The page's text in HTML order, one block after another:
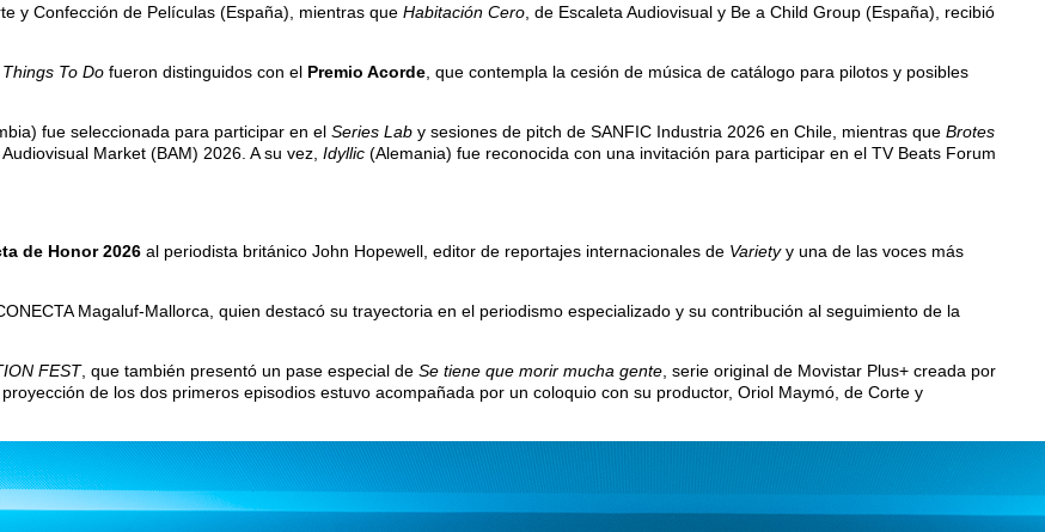
y Confección de Películas (España), mientras que Habitación Cero , de Escaleta Audiovisual y Be a Child Group (España), recibió
To Do fueron distinguidos con el Premio Acorde , que contempla la cesión de música de catálogo para pilotos y posibles
fue seleccionada para participar en el Series Lab y sesiones de pitch de SANFIC Industria 2026 en Chile, mientras que Brotes
Market (BAM) 2026. A su vez, Idyllic (Alemania) fue reconocida con una invitación para participar en el TV Beats Forum
de Honor 2026 al periodista británico John Hopewell, editor de reportajes internacionales de Varietyy una de las voces más
Magaluf-Mallorca, quien destacó su trayectoria en el periodismo especializado y su contribución al seguimiento de la
FEST, que también presentó un pase especial de Se tiene que morir mucha gente , serie original de Movistar Plus+ creada por
de los dos primeros episodios estuvo acompañada por un coloquio con su productor, Oriol Maymó, de Corte y